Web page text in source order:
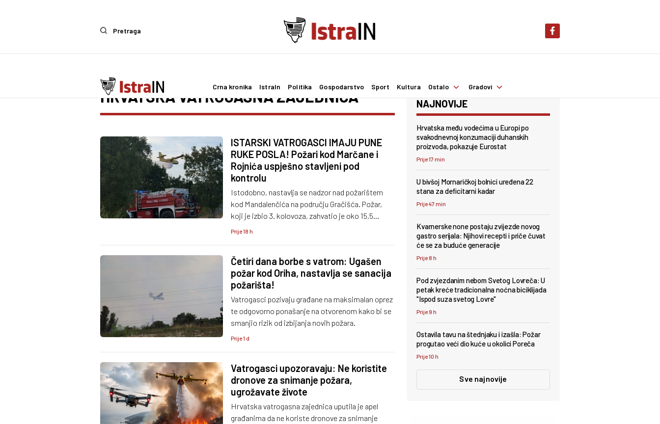
Pretraga
Crna kronika IstraIn Politika Gospodarstvo Sport Kultura Ostalo Gradovi
HRVATSKA VATROGASNA ZAJEDNICA
ISTARSKI VATROGASCI IMAJU PUNE
RUKE POSLA! Požari kod Marčane i
Rojnića uspješno stavljeni pod
kontrolu
Istodobno, nastavlja se nadzor nad požarištem
kod Mandalenčića na području Gračišća. Požar,
koji je izbio 3. kolovoza, zahvatio je oko 15,5
hektara trave, niskog raslinja i makije te je i dalje
sanaciju požariš
Prije 18 h
Četiri dana borbe s vatrom: Ugašen
požar kod Oriha, nastavlja se sanacija
požarišta!
Vatrogasci pozivaju građane na maksimalan oprez
te odgovorno ponašanje na otvorenom kako bi se
smanjio rizik od izbijanja novih požara.
Prije 1 d
Vatrogasci upozoravaju: Ne koristite
dronove za snimanje požara,
ugrožavate živote
Hrvatska vatrogasna zajednica uputila je apel
građanima da ne koriste dronove za snimanje
NAJNOVIJE
Hrvatska među vodećima u Europi po
svakodnevnoj konzumaciji duhanskih
proizvoda, pokazuje Eurostat
Prije 17 min
U bivšoj Mornaričkoj bolnici uređena 22
stana za deficitarni kadar
Prije 47 min
Kvarnerske none postaju zvijezde novog
gastro serijala: Njihovi recepti i priče čuvat
će se za buduće generacije
Prije 8 h
Pod zvjezdanim nebom Svetog Lovreča: U
petak kreće tradicionalna noćna biciklijada
"Ispod suza svetog Lovre"
Prije 9 h
Ostavila tavu na štednjaku i izašla: Požar
progutao veći dio kuće u okolici Poreča
Prije 10 h
Sve najnovije